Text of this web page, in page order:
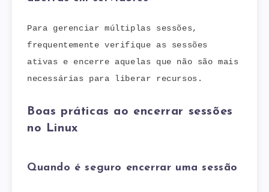
Para gerenciar múltiplas sessões,
frequentemente verifique as sessões
ativas e encerre aquelas que não são mais
necessárias para liberar recursos.
Boas práticas ao encerrar sessões
no Linux
Quando é seguro encerrar uma sessão